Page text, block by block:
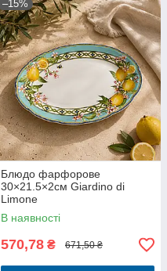
–15%
Блюдо фарфорове
30×21.5×2см Giardino di
Limone
В наявності
570,78 ₴ 671,50 ₴